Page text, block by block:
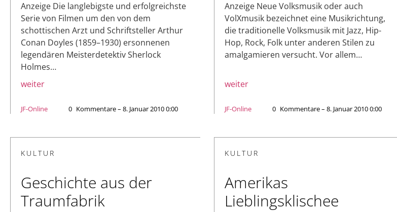
Anzeige Die langlebigste und erfolgreichste
Serie von Filmen um den von dem
schottischen Arzt und Schriftsteller Arthur
Conan Doyles (1859–1930) ersonnenen
legendären Meisterdetektiv Sherlock
Holmes…
weiter
JF-Online 0 Kommentare – 8. Januar 2010 0:00
Anzeige Neue Volksmusik oder auch
VolXmusik bezeichnet eine Musikrichtung,
die traditionelle Volksmusik mit Jazz, Hip-
Hop, Rock, Folk unter anderen Stilen zu
amalgamieren versucht. Vor allem…
weiter
JF-Online 0 Kommentare – 8. Januar 2010 0:00
KULTUR
Geschichte aus der
Traumfabrik
KULTUR
Amerikas
Lieblingsklischee